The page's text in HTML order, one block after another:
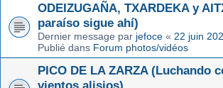
ODEIZUGAÑA, TXARDEKA y
paraíso sigue ahí)
Dernier message par jefoce « 22 juin
Publié dans Forum photos/vidéos
PICO DE LA ZARZA (Luchando